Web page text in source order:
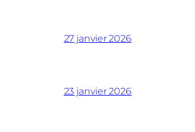
27 janvier 2026
23 janvier 2026